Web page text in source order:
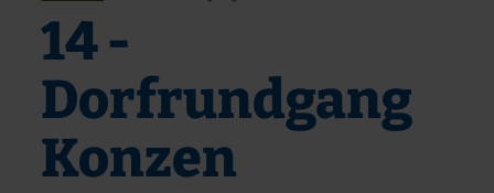
14 -
Dorfrundgang
Konzen